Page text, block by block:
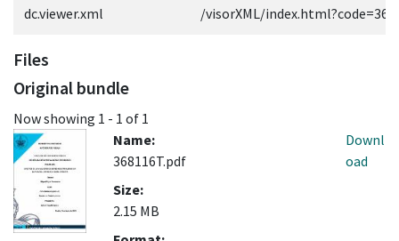
dc.viewer.xml /visorXML/
Files
Original bundle
Now showing 1 - 1 of 1
Name:
368116T.pdf
Size:
2.15 MB
Downl
oad